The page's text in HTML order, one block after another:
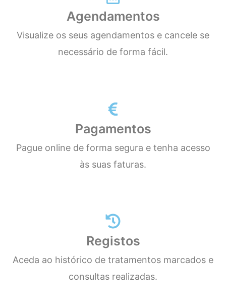
Agendamentos
Visualize os seus agendamentos e cancele se
necessário de forma fácil.
Pagamentos
Pague online de forma segura e tenha acesso
às suas faturas.
Registos
Aceda ao histórico de tratamentos marcados e
consultas realizadas.